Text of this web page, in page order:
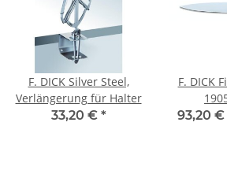
F. DICK Silver Steel,
Verlängerung für Halter
33,20 € *
F. DICK
93,20 €